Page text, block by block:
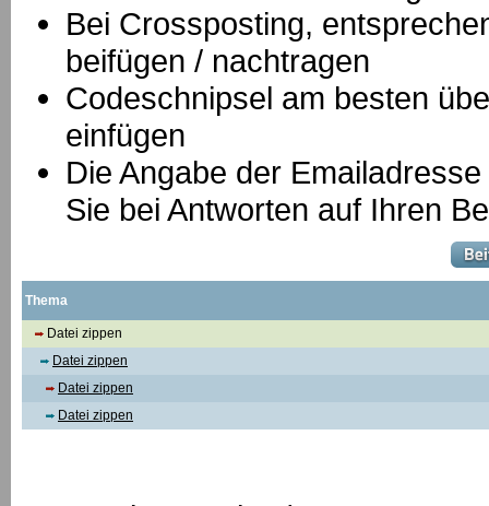
Bei Crossposting,
beifügen / nachtragen
Codeschnipsel am besten
einfügen
Die Angabe der
Sie bei Antworten auf Ihren
Thema
Datei zippen
Datei zippen
Datei zippen
Datei zippen